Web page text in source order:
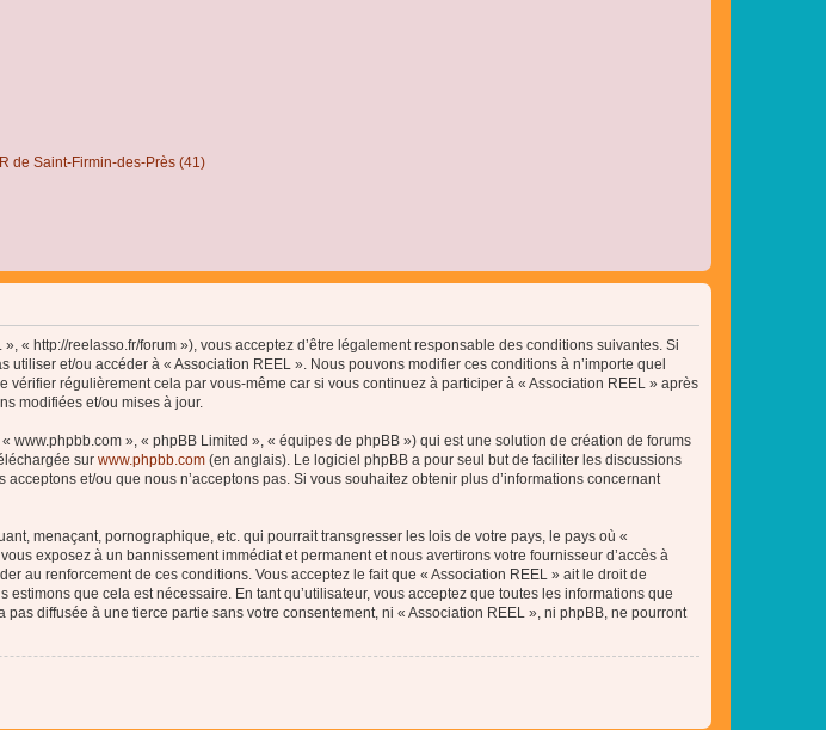
de Saint-Firmin-des-Près (41)
« http://reelasso.fr/forum »), vous acceptez d’être légalement responsable des conditions suivantes. Si
et/ou accéder à « Association REEL ». Nous pouvons modifier ces conditions à n’importe quel
régulièrement cela par vous-même car si vous continuez à participer à « Association REEL » après
modifiées et/ou mises à jour.
», « phpBB Limited », « équipes de phpBB ») qui est une solution de création de forums
sur www.phpbb.com (en anglais). Le logiciel phpBB a pour seul but de faciliter les discussions
et/ou que nous n’acceptons pas. Si vous souhaitez obtenir plus d’informations concernant
menaçant, pornographique, etc. qui pourrait transgresser les lois de votre pays, le pays où «
exposez à un bannissement immédiat et permanent et nous avertirons votre fournisseur d’accès à
au renforcement de ces conditions. Vous acceptez le fait que « Association REEL » ait le droit de
que cela est nécessaire. En tant qu’utilisateur, vous acceptez que toutes les informations que
diffusée à une tierce partie sans votre consentement, ni « Association REEL », ni phpBB, ne pourront